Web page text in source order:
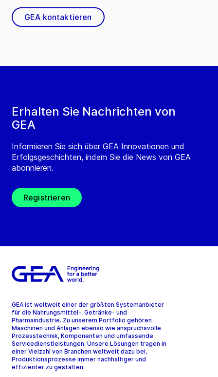
Erhalten Sie Nachrichten von
GEA
Informieren Sie sich über GEA Innovationen und
Erfolgsgeschichten, indem Sie die News von GEA
abonnieren.
Registrieren
GEA kontaktieren
GEA ist weltweit einer der größten Systemanbieter
für die Nahrungsmittel-, Getränke- und
Pharmaindustrie. Zu unserem Portfolio gehören
Maschinen und Anlagen ebenso wie anspruchsvolle
Prozesstechnik, Komponenten und umfassende
Servicedienstleistungen. Unsere Lösungen tragen in
einer Vielzahl von Branchen weltweit dazu bei,
Produktionsprozesse immer nachhaltiger und
effizienter zu gestalten.